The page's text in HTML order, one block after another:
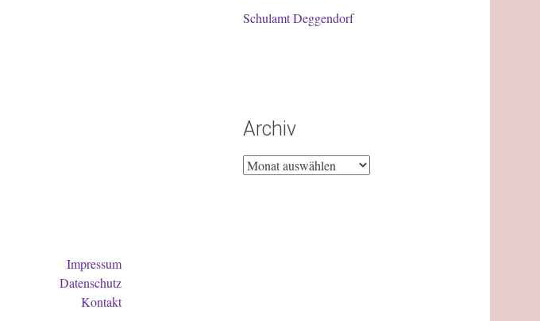
Schulamt Deggendorf
Archiv
Impressum
Datenschutz
Kontakt